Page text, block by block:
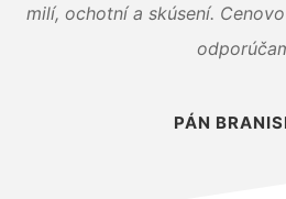
milí, ochotní a skúsení.
PÁN